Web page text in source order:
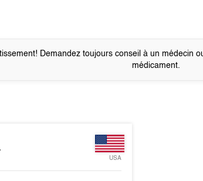
Demandez toujours conseil à un médecin
médicament.
USA